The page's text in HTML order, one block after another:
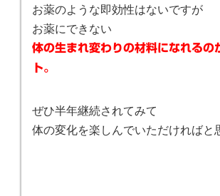
お薬のような即効性はないですが
お薬にできない
体の生まれ変わりの材料になれるの
ト。
ぜひ半年継続されてみて
体の変化を楽しんでいただければと